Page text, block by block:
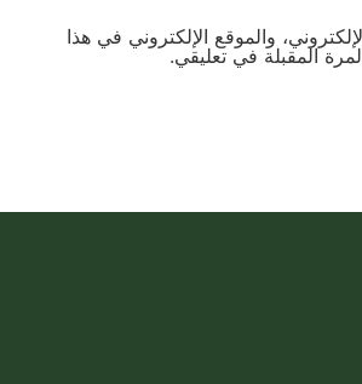
والموقع الإلكتروني في هذا
المقبلة في تعليقي.